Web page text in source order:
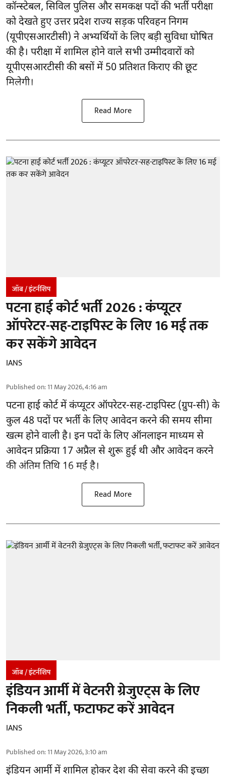
कॉन्स्टेबल, सिविल पुलिस और समकक्ष पदों की भर्ती परीक्षा
को देखते हुए उत्तर प्रदेश राज्य सड़क परिवहन निगम
(यूपीएसआरटीसी) ने अभ्यर्थियों के लिए बड़ी सुविधा घोषित
की है। परीक्षा में शामिल होने वाले सभी उम्मीदवारों को
यूपीएसआरटीसी की बसों में 50 प्रतिशत किराए की छूट
मिलेगी।
Read More
जॉब / इंटर्नशिप
पटना हाई कोर्ट भर्ती 2026 : कंप्यूटर
ऑपरेटर-सह-टाइपिस्ट के लिए 16 मई तक
कर सकेंगे आवेदन
IANS
Published on:11 May 2026, 4:16 am
पटना हाई कोर्ट में कंप्यूटर ऑपरेटर-सह-टाइपिस्ट (ग्रुप-सी) के
कुल 48 पदों पर भर्ती के लिए आवेदन करने की समय सीमा
खत्म होने वाली है। इन पदों के लिए ऑनलाइन माध्यम से
आवेदन प्रक्रिया 17 अप्रैल से शुरू हुई थी और आवेदन करने
की अंतिम तिथि 16 मई है।
Read More
जॉब / इंटर्नशिप
इंडियन आर्मी में वेटनरी ग्रेजुएट्स के लिए
निकली भर्ती, फटाफट करें आवेदन
IANS
Published on:11 May 2026, 3:10 am
इंडियन आर्मी में शामिल होकर देश की सेवा करने की इच्छा